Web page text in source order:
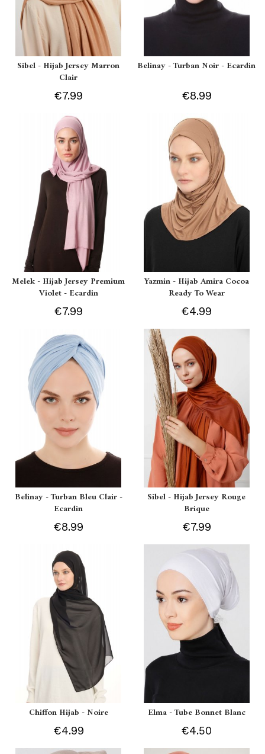
Sibel - Hijab Jersey Marron
Clair
€7.99
Belinay - Turban Noir - Ecardin
€8.99
Melek - Hijab Jersey Premium
Violet - Ecardin
€7.99
Yazmin - Hijab Amira Cocoa
Ready To Wear
€4.99
Belinay - Turban Bleu Clair -
Ecardin
€8.99
Sibel - Hijab Jersey Rouge
Brique
€7.99
Chiffon Hijab - Noire
€4.99
Elma - Tube Bonnet Blanc
€4.50